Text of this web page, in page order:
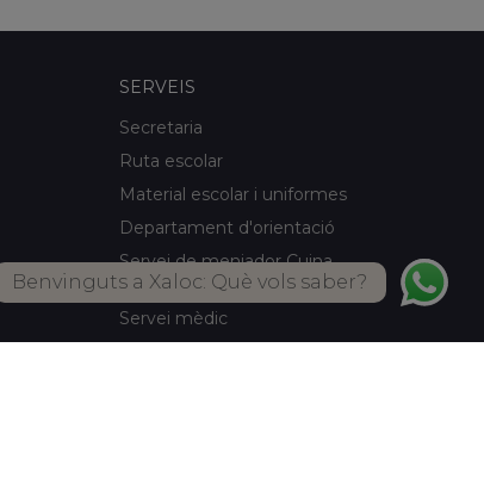
Benvinguts a Xaloc: Què vols saber?
SERVEIS
Secretaria
Ruta escolar
Material escolar i uniformes
Departament d'orientació
Servei de menjador Cuina
pròpia
Servei mèdic